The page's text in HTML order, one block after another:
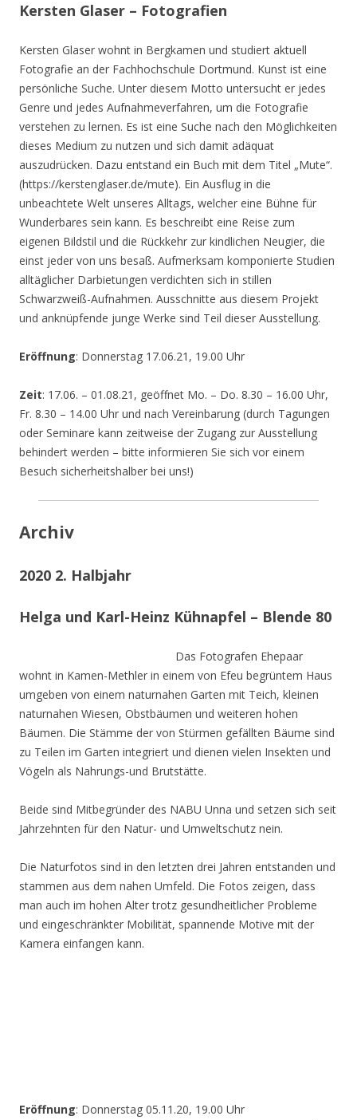
Kersten Glaser – Fotografien
Kersten Glaser wohnt in Bergkamen und studiert aktuell
Fotografie an der Fachhochschule Dortmund. Kunst ist eine
persönliche Suche. Unter diesem Motto untersucht er jedes
Genre und jedes Aufnahmeverfahren, um die Fotografie
verstehen zu lernen. Es ist eine Suche nach den Möglichkeiten
dieses Medium zu nutzen und sich damit adäquat
auszudrücken. Dazu entstand ein Buch mit dem Titel „Mute“.
(https://kerstenglaser.de/mute). Ein Ausflug in die
unbeachtete Welt unseres Alltags, welcher eine Bühne für
Wunderbares sein kann. Es beschreibt eine Reise zum
eigenen Bildstil und die Rückkehr zur kindlichen Neugier, die
einst jeder von uns besaß. Aufmerksam komponierte Studien
alltäglicher Darbietungen verdichten sich in stillen
Schwarzweiß-Aufnahmen. Ausschnitte aus diesem Projekt
und anknüpfende junge Werke sind Teil dieser Ausstellung.
Eröffnung: Donnerstag 17.06.21, 19.00 Uhr
Zeit: 17.06. – 01.08.21, geöffnet Mo. – Do. 8.30 – 16.00 Uhr,
Fr. 8.30 – 14.00 Uhr und nach Vereinbarung (durch Tagungen
oder Seminare kann zeitweise der Zugang zur Ausstellung
behindert werden – bitte informieren Sie sich vor einem
Besuch sicherheitshalber bei uns!)
Archiv
2020 2. Halbjahr
Helga und Karl-Heinz Kühnapfel – Blende 80
Das Fotografen Ehepaar
wohnt in Kamen-Methler in einem von Efeu begrüntem Haus
umgeben von einem naturnahen Garten mit Teich, kleinen
naturnahen Wiesen, Obstbäumen und weiteren hohen
Bäumen. Die Stämme der von Stürmen gefällten Bäume sind
zu Teilen im Garten integriert und dienen vielen Insekten und
Vögeln als Nahrungs-und Brutstätte.
Beide sind Mitbegründer des NABU Unna und setzen sich seit
Jahrzehnten für den Natur- und Umweltschutz nein.
Die Naturfotos sind in den letzten drei Jahren entstanden und
stammen aus dem nahen Umfeld. Die Fotos zeigen, dass
man auch im hohen Alter trotz gesundheitlicher Probleme
und eingeschränkter Mobilität, spannende Motive mit der
Kamera einfangen kann.
Eröffnung: Donnerstag 05.11.20, 19.00 Uhr